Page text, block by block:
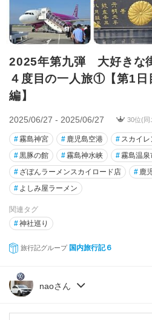
2025年第九弾 大好きな
４度目の一人旅①【第1日
編】
2025/06/27 - 2025/06/27 30位(同
#霧島神宮 # 鹿児島空港 # スカイ
#黒豚の館 #霧島神水峡 #霧島温泉
# ざぼんラーメンスカイロード店 # 鹿
# よしみ屋ラーメン
関連タグ
#神社巡り
旅行記グループ 国内旅行記６
naoさん